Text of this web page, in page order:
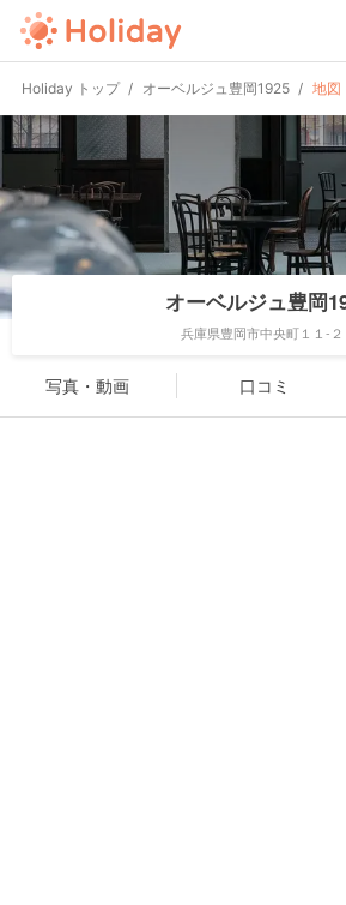
Holiday トップ オーベルジュ豊岡1925 地図
オーベルジュ豊岡
兵庫県豊岡市中央町１１-２
写真・動画 口コミ